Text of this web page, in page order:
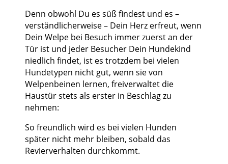
Denn obwohl Du es süß findest und es –
verständlicherweise – Dein Herz erfreut, wenn
Dein Welpe bei Besuch immer zuerst an der
Tür ist und jeder Besucher Dein Hundekind
niedlich findet, ist es trotzdem bei vielen
Hundetypen nicht gut, wenn sie von
Welpenbeinen lernen, freiverwaltet die
Haustür stets als erster in Beschlag zu
nehmen:
So freundlich wird es bei vielen Hunden
später nicht mehr bleiben, sobald das
Revierverhalten durchkommt.